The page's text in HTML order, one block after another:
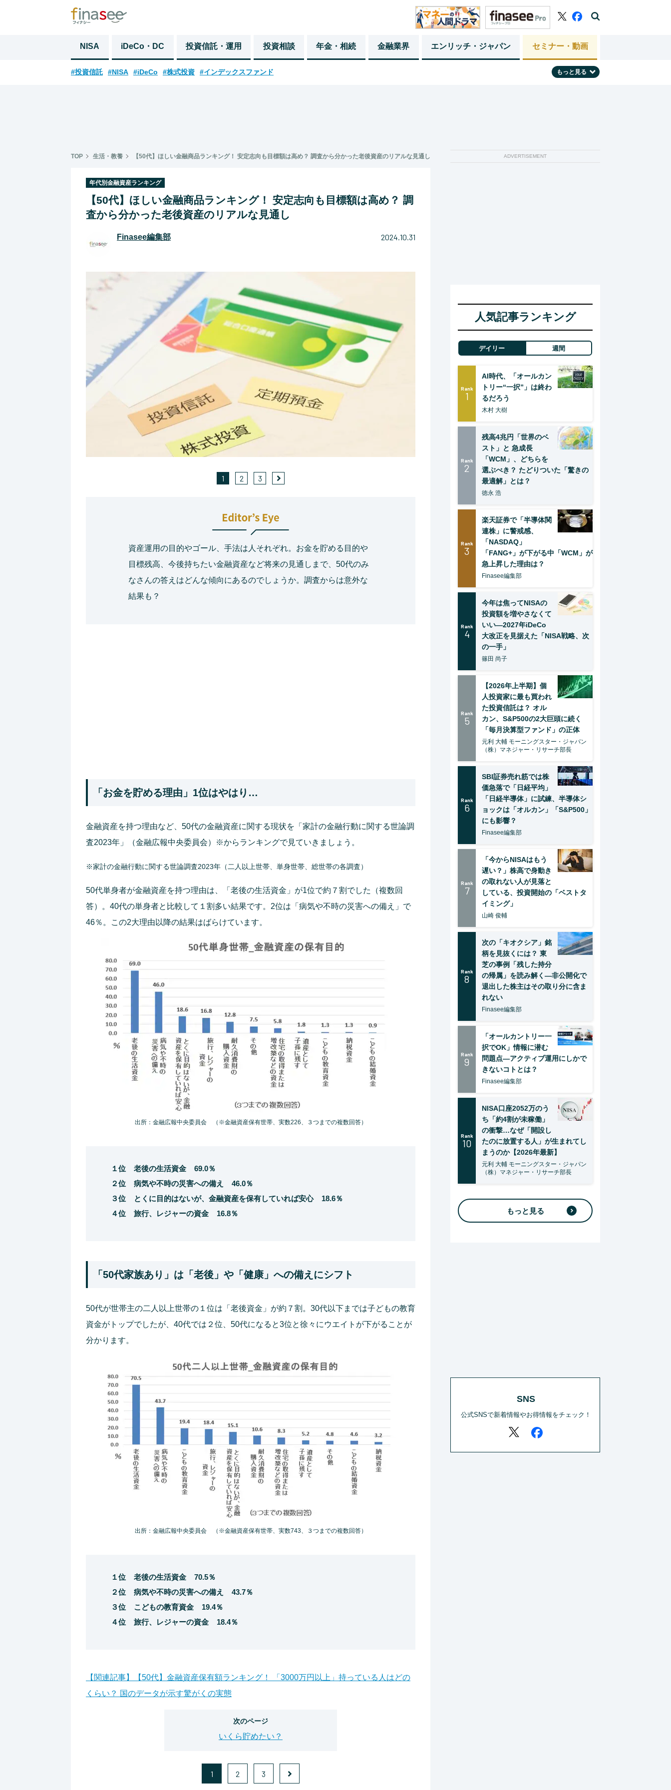
NISA iDeCo・DC 投資信託・運用 投資相談 年金・相続 金融業界 エンリッチ・ジャパン セミナー・動画
#投資信託 #NISA #iDeCo #株式投資 #インデックスファンド もっと見る
TOP 生活・教養 【50代】ほしい金融商品ランキング！ 安定志向も目標額は高め？ 調査から分かった老後資産のリアルな見通し
年代別金融資産ランキング
【50代】ほしい金融商品ランキング！ 安定志向も目標額は高め？ 調
査から分かった老後資産のリアルな見通し
Finasee編集部 2024.10.31
1 2 3
資産運用の目的やゴール、手法は人それぞれ。お金を貯める目的や
目標残高、今後持ちたい金融資産など将来の見通しまで、50代のみ
なさんの答えはどんな傾向にあるのでしょうか。調査からは意外な
結果も？
「お金を貯める理由」1位はやはり…
金融資産を持つ理由など、50代の金融資産に関する現状を「家計の金融行動に関する世論調
査2023年」（金融広報中央委員会）※からランキングで見ていきましょう。
※家計の金融行動に関する世論調査2023年（二人以上世帯、単身世帯、総世帯の各調査）
50代単身者が金融資産を持つ理由は、「老後の生活資金」が1位で約７割でした（複数回
答）。40代の単身者と比較して１割多い結果です。2位は「病気や不時の災害への備え」で
46％。この2大理由以降の結果はばらけています。
出所：金融広報中央委員会 （※金融資産保有世帯、実数226、３つまでの複数回答）
１位 老後の生活資金 69.0％
２位 病気や不時の災害への備え 46.0％
３位 とくに目的はないが、金融資産を保有していれば安心 18.6％
４位 旅行、レジャーの資金 16.8％
「50代家族あり」は「老後」や「健康」への備えにシフト
50代が世帯主の二人以上世帯の１位は「老後資金」が約７割。30代以下までは子どもの教育
資金がトップでしたが、40代では２位、50代になると3位と徐々にウエイトが下がることが
分かります。
出所：金融広報中央委員会 （※金融資産保有世帯、実数743、３つまでの複数回答）
１位 老後の生活資金 70.5％
２位 病気や不時の災害への備え 43.7％
３位 こどもの教育資金 19.4％
４位 旅行、レジャーの資金 18.4％
【関連記事】【50代】金融資産保有額ランキング！ 「3000万円以上」持っている人はどの
くらい？ 国のデータが示す驚がくの実態
次のページ
いくら貯めたい？
1 2 3
ADVERTISEMENT
人気記事ランキング
デイリー 週間
Rank
1
AI時代、「オールカン
トリー“一択”」は終わ
るだろう
木村 大樹
Rank
2
残高4兆円「世界のベ
スト」と 急成長
「WCM」、どちらを
選ぶべき？ たどりついた「驚きの
最適解」とは？
徳永 浩
Rank
3
楽天証券で「半導体関
連株」に警戒感、
「NASDAQ」
「FANG+」が下がる中「WCM」が
急上昇した理由は？
Finasee編集部
Rank
4
今年は焦ってNISAの
投資額を増やさなくて
いい―2027年iDeCo
大改正を見据えた「NISA戦略、次
の一手」
篠田 尚子
Rank
5
【2026年上半期】個
人投資家に最も買われ
た投資信託は？ オル
カン、S&P500の2大巨頭に続く
「毎月決算型ファンド」の正体
元利 大輔 モーニングスター・ジャパン
（株）マネジャー・リサーチ部長
Rank
6
SBI証券売れ筋では株
価急落で「日経平均」
「日経半導体」に試練、半導体シ
ョックは「オルカン」「S&P500」
にも影響？
Finasee編集部
Rank
7
「今からNISAはもう
遅い？」株高で身動き
の取れない人が見落と
している、投資開始の「ベストタ
イミング」
山崎 俊輔
Rank
8
次の「キオクシア」銘
柄を見抜くには？ 東
芝の事例「残した持分
の帰属」を読み解く—非公開化で
退出した株主はその取り分に含ま
れない
Finasee編集部
Rank
9
「オールカントリー一
択でOK」情報に潜む
問題点―アクティブ運用にしかで
きないコトとは？
Finasee編集部
Rank
10
NISA口座2052万のう
ち「約4割が未稼働」
の衝撃…なぜ「開設し
たのに放置する人」が生まれてし
まうのか【2026年最新】
元利 大輔 モーニングスター・ジャパン
（株）マネジャー・リサーチ部長
もっと見る
SNS
公式SNSで新着情報やお得情報をチェック！